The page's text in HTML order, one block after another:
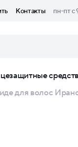
Контакты пн-пт с
для волос